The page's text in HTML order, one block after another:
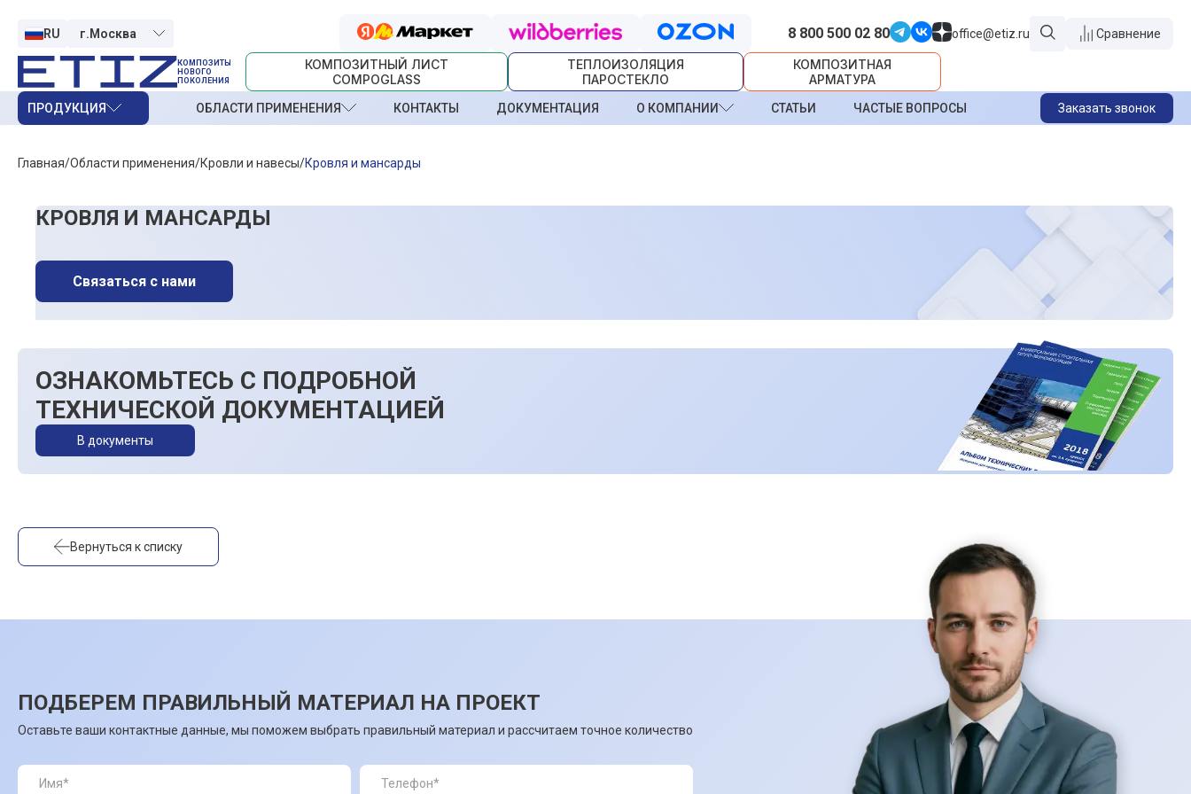
RU 8 800 500 02 80 office@etiz.ru Сравнение
КОМПОЗИТЫ
НОВОГО
ПОКОЛЕНИЯ
КОМПОЗИТНЫЙ ЛИСТ
COMPOGLASS
ТЕПЛОИЗОЛЯЦИЯ
ПАРОСТЕКЛО
КОМПОЗИТНАЯ
АРМАТУРА
ПРОДУКЦИЯ ОБЛАСТИ ПРИМЕНЕНИЯ КОНТАКТЫ ДОКУМЕНТАЦИЯ О КОМПАНИИ СТАТЬИ ЧАСТЫЕ ВОПРОСЫ Заказать звонок
Главная Области применения Кровли и навесы Кровля и мансарды
КРОВЛЯ И МАНСАРДЫ
Связаться с нами
ОЗНАКОМЬТЕСЬ С ПОДРОБНОЙ
ТЕХНИЧЕСКОЙ ДОКУМЕНТАЦИЕЙ
В документы
Вернуться к списку
ПОДБЕРЕМ ПРАВИЛЬНЫЙ МАТЕРИАЛ НА ПРОЕКТ
Оставьте ваши контактные данные, мы поможем выбрать правильный материал и рассчитаем точное количество